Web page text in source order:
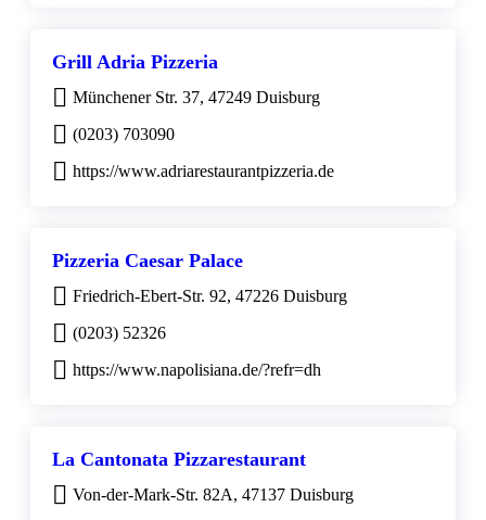
Grill Adria Pizzeria
Münchener Str. 37, 47249 Duisburg
(0203) 703090
https://www.adriarestaurantpizzeria.de
Pizzeria Caesar Palace
Friedrich-Ebert-Str. 92, 47226 Duisburg
(0203) 52326
https://www.napolisiana.de/?refr=dh
La Cantonata Pizzarestaurant
Von-der-Mark-Str. 82A, 47137 Duisburg